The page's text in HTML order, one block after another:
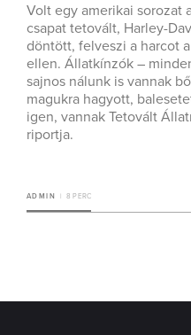
Volt egy amerikai sorozat
csapat tetovált, Harley-
döntött, felveszi a harcot
ellen. Állatkínzók –
sajnos nálunk is vannak
magukra hagyott,
igen, vannak Tetovált
riportja.
ADMIN 8 PERC